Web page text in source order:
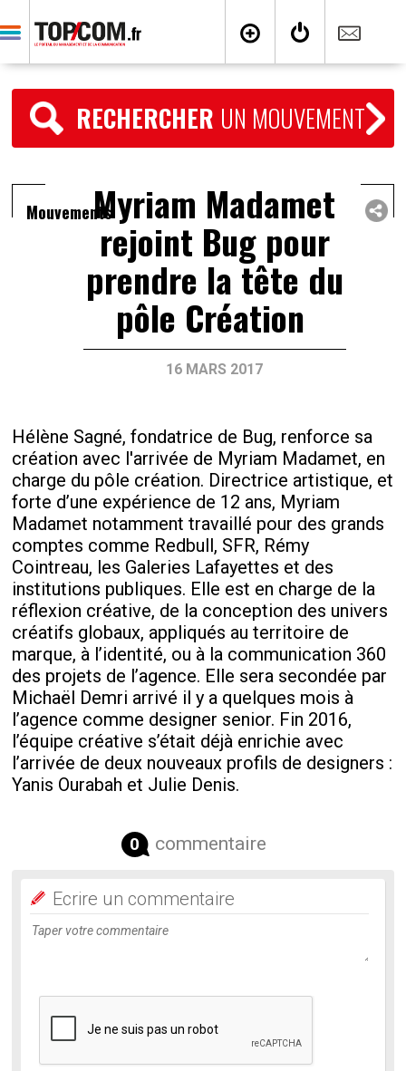
RECHERCHER UN MOUVEMENT
MouvementsMyriam Madamet
rejoint Bug pour
prendre la tête du
pôle Création
16 MARS 2017
Hélène Sagné, fondatrice de Bug, renforce sa
création avec l'arrivée de Myriam Madamet, en
charge du pôle création. Directrice artistique, et
forte d’une expérience de 12 ans, Myriam
Madamet notamment travaillé pour des grands
comptes comme Redbull, SFR, Rémy
Cointreau, les Galeries Lafayettes et des
institutions publiques. Elle est en charge de la
réflexion créative, de la conception des univers
créatifs globaux, appliqués au territoire de
marque, à l’identité, ou à la communication 360
des projets de l’agence. Elle sera secondée par
Michaël Demri arrivé il y a quelques mois à
l’agence comme designer senior. Fin 2016,
l’équipe créative s’était déjà enrichie avec
l’arrivée de deux nouveaux profils de designers :
Yanis Ourabah et Julie Denis.
0 commentaire
Ecrire un commentaire